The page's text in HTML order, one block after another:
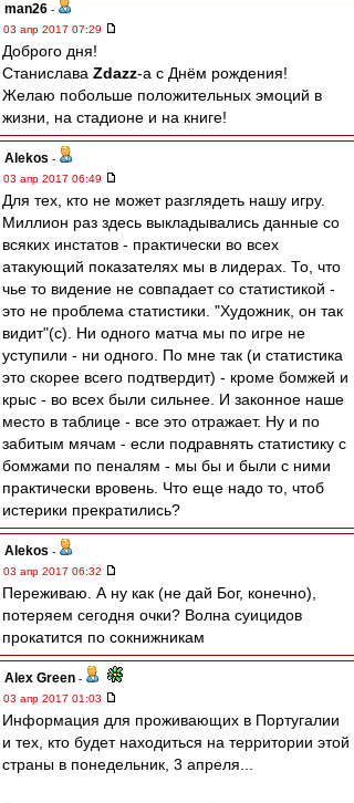
man26 -
03 апр 2017 07:29
Доброго дня!
Станислава Zdazz-а с Днём рождения!
Желаю побольше положительных эмоций в
жизни, на стадионе и на книге!
Alekos -
03 апр 2017 06:49
Для тех, кто не может разглядеть нашу игру.
Миллион раз здесь выкладывались данные со
всяких инстатов - практически во всех
атакующий показателях мы в лидерах. То, что
чье то видение не совпадает со статистикой -
это не проблема статистики. "Художник, он так
видит"(с). Ни одного матча мы по игре не
уступили - ни одного. По мне так (и статистика
это скорее всего подтвердит) - кроме бомжей и
крыс - во всех были сильнее. И законное наше
место в таблице - все это отражает. Ну и по
забитым мячам - если подравнять статистику с
бомжами по пеналям - мы бы и были с ними
практически вровень. Что еще надо то, чтоб
истерики прекратились?
Alekos -
03 апр 2017 06:32
Переживаю. А ну как (не дай Бог, конечно),
потеряем сегодня очки? Волна суицидов
прокатится по сокнижникам
Alex Green -
03 апр 2017 01:03
Информация для проживающих в Португалии
и тех, кто будет находиться на территории этой
страны в понедельник, 3 апреля...